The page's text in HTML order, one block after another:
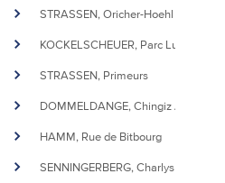
STRASSEN, Oricher-Hoehl
KOCKELSCHEUER, Parc Luxite
STRASSEN, Primeurs
DOMMELDANGE, Chingiz Aitmatov
HAMM, Rue de Bitbourg
SENNINGERBERG, Charlys Statioun